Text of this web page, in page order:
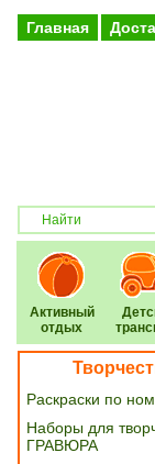
Главная
Активный
отдых
Раскраски по
Наборы для
ГРАВЮРА